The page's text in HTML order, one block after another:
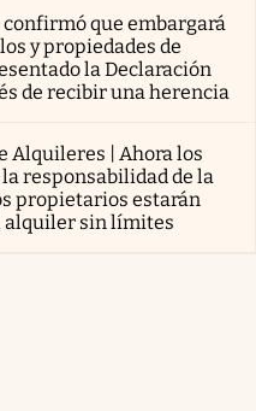
que embargará
y propiedades de
la Declaración
de recibir una herencia
Alquileres | Ahora los
responsabilidad de la
propietarios estarán
alquiler sin límites